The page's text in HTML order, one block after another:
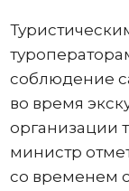
соблюдение
во время
организации
министр
со временем